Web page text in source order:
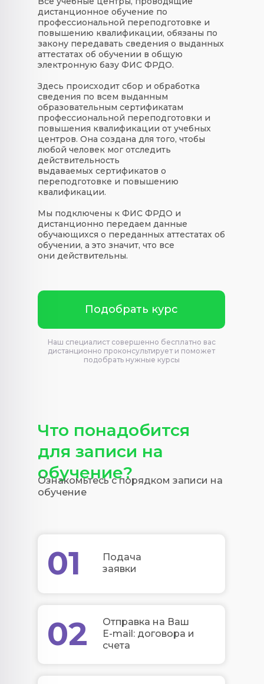
дистанционное обучение по
профессиональной переподготовке и
повышению квалификации, обязаны по
закону передавать сведения о выданных
аттестатах об обучении в общую
электронную базу ФИС ФРДО.
Здесь происходит сбор и обработка
сведения по всем выданным
образовательным сертификатам
профессиональной переподготовки и
повышения квалификации от учебных
центров. Она создана для того, чтобы
любой человек мог отследить
действительность
выдаваемых сертификатов о
переподготовке и повышению
квалификации.
Мы подключены к ФИС ФРДО и
дистанционно передаем данные
обучающихся о переданных аттестатах об
обучении, а это значит, что все
они действительны.
Наш специалист совершенно бесплатно вас
дистанционно проконсультирует и поможет
подобрать нужные курсы
Подобрать курс
Что понадобится
для записи на
обучение?
Ознакомьтесь с порядком записи на
обучение
01
02
Подача
заявки
Отправка на Ваш
E-mail: договора и
счета